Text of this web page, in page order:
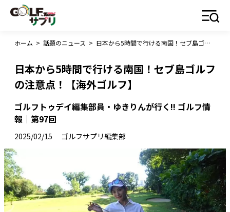
ホーム > 話題のニュース > 日本から5時間で行ける南国！セブ島ゴルフの注意点！【海外ゴルフ】
日本から5時間で行ける南国！セブ島ゴルフ
の注意点！【海外ゴルフ】
ゴルフトゥデイ編集部員・ゆきりんが行く!! ゴルフ情
報｜第97回
2025/02/15 ゴルフサプリ編集部